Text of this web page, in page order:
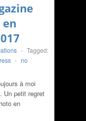
en
- Tagged:
- no
à moi
Un petit regret
en